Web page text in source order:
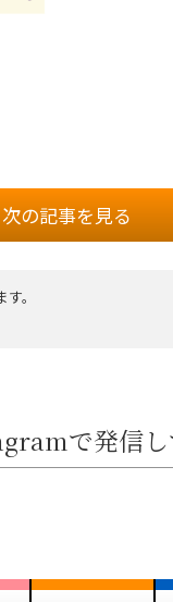
次の記事を見る
。
で発信